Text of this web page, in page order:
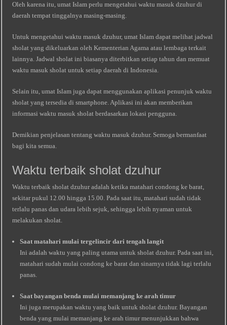
Oleh karena itu, umat Islam perlu mengetahui waktu masuk dzuhur di
daerah tempat tinggalnya masing-masing.
Untuk mengetahui waktu masuk dzuhur, umat Islam dapat melihat jadwal
sholat yang dikeluarkan oleh Kementerian Agama atau lembaga terkait
lainnya. Jadwal sholat ini biasanya diterbitkan setiap tahun dan memuat
waktu masuk sholat untuk setiap daerah di Indonesia.
Selain itu, umat Islam juga dapat menggunakan aplikasi penunjuk waktu
sholat yang tersedia di smartphone. Aplikasi ini akan memberikan
informasi waktu masuk sholat berdasarkan lokasi pengguna.
Demikian penjelasan tentang waktu masuk dzuhur. Semoga bermanfaat
bagi kita semua.
Waktu terbaik sholat dzuhur
Waktu terbaik sholat dzuhur adalah ketika matahari condong ke barat,
sekitar pukul 12.00 hingga 15.00. Pada saat itu, matahari sudah tidak
terlalu panas dan udara lebih sejuk, sehingga lebih nyaman untuk
melakukan sholat.
Saat matahari mulai tergelincir dari tengah langit
Ini adalah waktu yang paling utama untuk sholat dzuhur. Pada saat ini,
matahari sudah mulai condong ke barat dan sinarnya tidak lagi terlalu
panas.
Saat bayangan benda mulai memanjang ke arah timur
Ini juga merupakan waktu yang baik untuk sholat dzuhur. Bayangan
benda yang mulai memanjang ke arah timur menunjukkan bahwa